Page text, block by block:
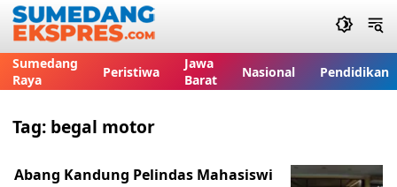
Sumedang
Raya
Peristiwa
Jawa
Barat
Nasional Pendidikan
Tag: begal motor
Abang Kandung Pelindas Mahasiswi